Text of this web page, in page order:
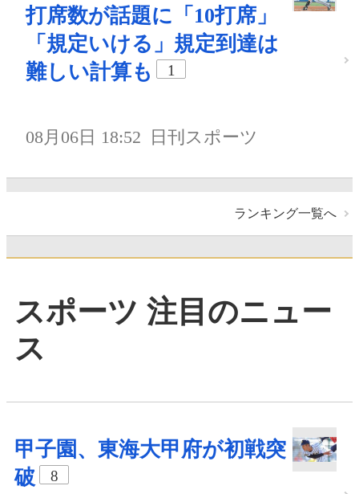
打席数が話題に「10打席」
「規定いける」規定到達は
難しい計算も
1
08月06日 18:52 日刊スポーツ
ランキング一覧へ
スポーツ 注目のニュー
ス
甲子園、東海大甲府が初戦突
破
8